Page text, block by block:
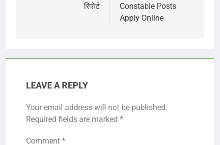
रिपोर्ट
Constable Posts
Apply Online
LEAVE A REPLY
Your email address will not be published.
Required fields are marked *
Comment *